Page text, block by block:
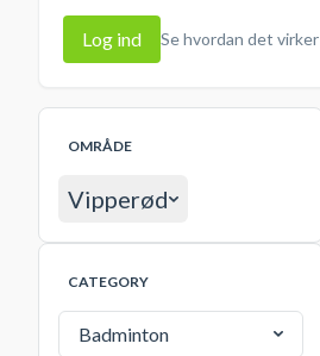
Log ind Se hvordan det virker
OMRÅDE
Vipperød
CATEGORY
Badminton